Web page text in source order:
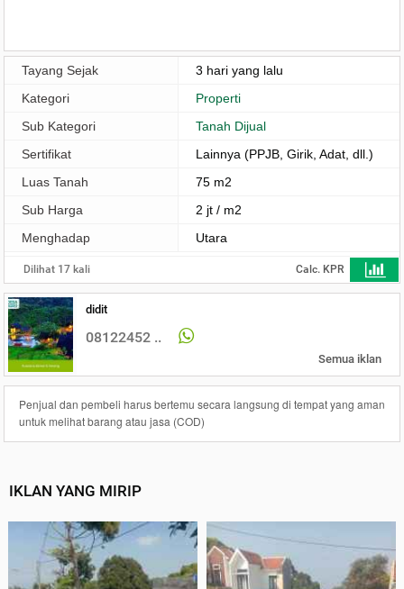
Tayang Sejak
3 hari yang lalu
Kategori
Properti
Sub Kategori
Tanah Dijual
Sertifikat
Lainnya (PPJB, Girik, Adat, dll.)
Luas Tanah
75 m2
Sub Harga
2 jt / m2
Menghadap
Utara
Dilihat 17 kali Calc. KPR
didit
08122452 ..
Semua iklan
Penjual dan pembeli harus bertemu secara langsung di tempat yang aman
untuk melihat barang atau jasa (COD)
IKLAN YANG MIRIP